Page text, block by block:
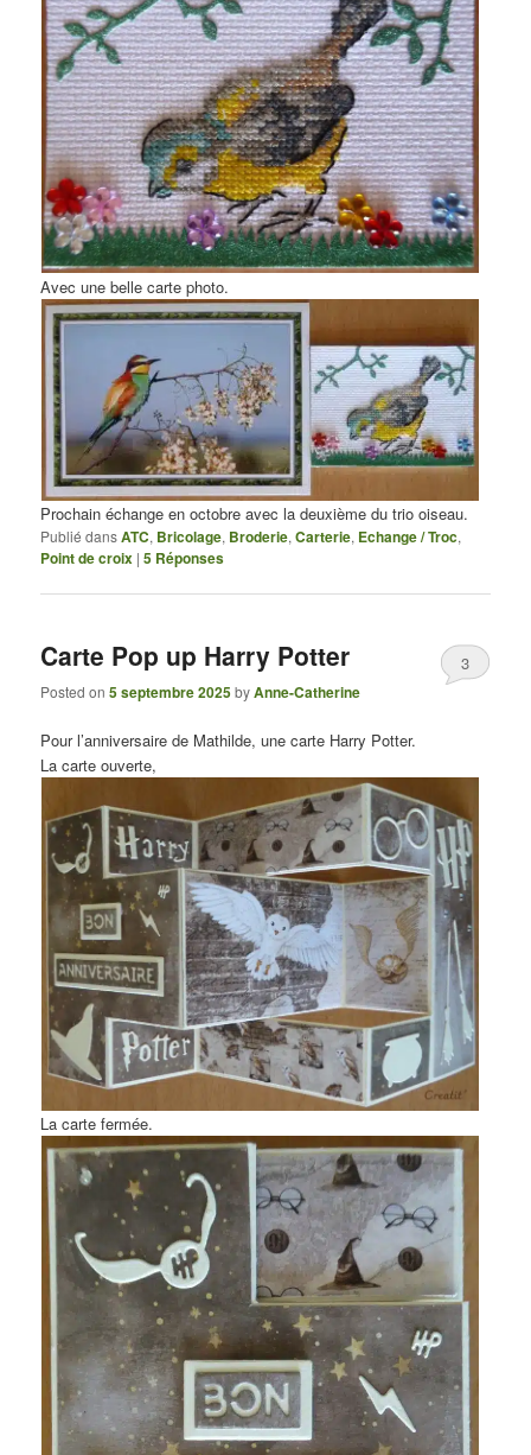
Avec une belle carte photo.
Prochain échange en octobre avec la deuxième du trio oiseau.
Publié dansATC, Bricolage, Broderie,Carterie, Echange / Troc,
Point de croix |5 Réponses
Carte Pop up Harry Potter
Posted on5 septembre 2025byAnne-Catherine
3
Pour l’anniversaire de Mathilde, une carte Harry Potter.
La carte ouverte,
La carte fermée.